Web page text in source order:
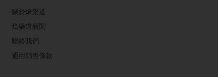
關於焙樂道
焙樂道新聞
聯絡我們
通用銷售條款